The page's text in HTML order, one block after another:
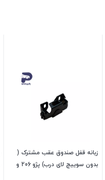
زبانه قفل صندوق عقب مشترک (
بدون سوییچ لای درب) پژو 206 و